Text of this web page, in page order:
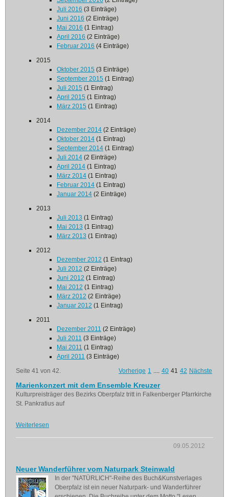
Juli 2016 (3 Einträge)
Juni 2016 (2 Einträge)
Mai 2016 (1 Eintrag)
April 2016 (2 Einträge)
Februar 2016 (4 Einträge)
2015
Oktober 2015 (3 Einträge)
September 2015 (1 Eintrag)
Juli 2015 (1 Eintrag)
April 2015 (1 Eintrag)
März 2015 (1 Eintrag)
2014
Dezember 2014 (2 Einträge)
Oktober 2014 (1 Eintrag)
September 2014 (1 Eintrag)
Juli 2014 (2 Einträge)
April 2014 (1 Eintrag)
März 2014 (1 Eintrag)
Februar 2014 (1 Eintrag)
Januar 2014 (2 Einträge)
2013
Juli 2013 (1 Eintrag)
Mai 2013 (1 Eintrag)
März 2013 (1 Eintrag)
2012
Dezember 2012 (1 Eintrag)
Juli 2012 (2 Einträge)
Juni 2012 (1 Eintrag)
Mai 2012 (1 Eintrag)
März 2012 (2 Einträge)
Januar 2012 (1 Eintrag)
2011
Dezember 2011 (2 Einträge)
Juli 2011 (3 Einträge)
Mai 2011 (1 Eintrag)
April 2011 (3 Einträge)
Seite 41 von 42.
Vorherige 1 .... 40 41 42 Nächste
Marienkonzert mit dem Ensemble Kreuzer
Kulturpreisträger des Bezirks Oberpfalz tritt in Falkenberger Pfarrkirche
St. Pankratius auf
Weiterlesen
09.05.2012
Neuer Wanderführer vom Naturpark Steinwald
In der "NATÜRLICH"-Reihe des Buch&Kunstverlages
Oberpfalz ist ein neuer Naturpark- und Wanderführer